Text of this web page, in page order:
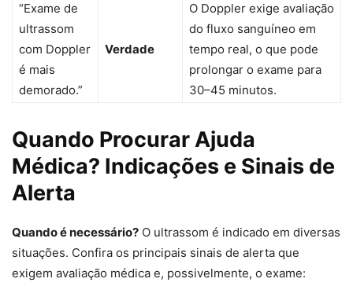
“Exame de
ultrassom
com Doppler
é mais
demorado.”
Verdade
O Doppler exige avaliação
do fluxo sanguíneo em
tempo real, o que pode
prolongar o exame para
30–45 minutos.
Quando Procurar Ajuda
Médica? Indicações e Sinais de
Alerta
Quando é necessário? O ultrassom é indicado em diversas
situações. Confira os principais sinais de alerta que
exigem avaliação médica e, possivelmente, o exame: